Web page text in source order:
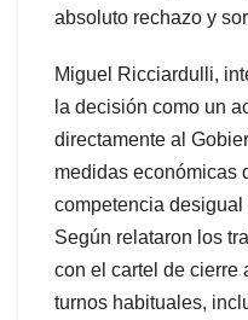
absoluto rechazo y
Miguel Ricciardulli,
la decisión como un
directamente al
medidas económicas
competencia
Según relataron los
con el cartel de cierre
turnos habituales,